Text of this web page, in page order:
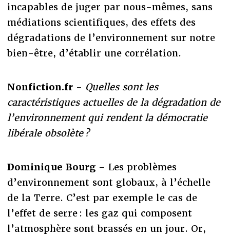
incapables de juger par nous-mêmes, sans
médiations scientifiques, des effets des
dégradations de l’environnement sur notre
bien-être, d’établir une corrélation.
Nonfiction.fr- Quelles sont les
caractéristiques actuelles de la dégradation de
l’environnement qui rendent la démocratie
libérale obsolète ?
Dominique Bourg– Les problèmes
d’environnement sont globaux, à l’échelle
de la Terre. C’est par exemple le cas de
l’effet de serre : les gaz qui composent
l’atmosphère sont brassés en un jour. Or,